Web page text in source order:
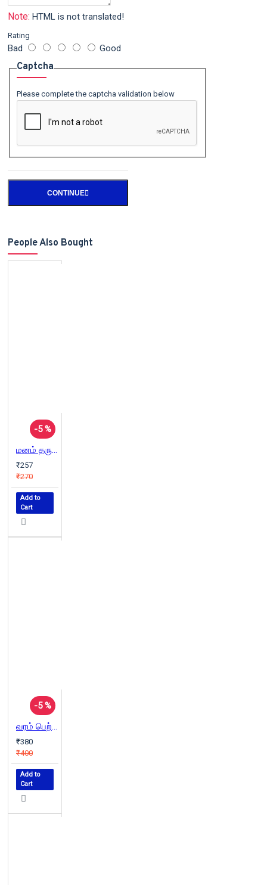
Note: HTML is not translated!
Rating
Bad Good
Captcha
Please complete the captcha validation below
CONTINUE
People Also Bought
-5 %
மனம் தரும் பணம்
₹257
₹270
Add to
Cart
-5 %
வரம் பெற்ற வாழ்க்கை
₹380
₹400
Add to
Cart